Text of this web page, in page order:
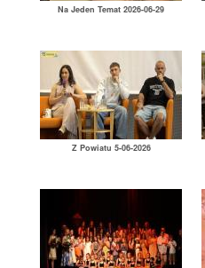
Na Jeden Temat 2026-06-29
Z Powiatu 5-06-2026